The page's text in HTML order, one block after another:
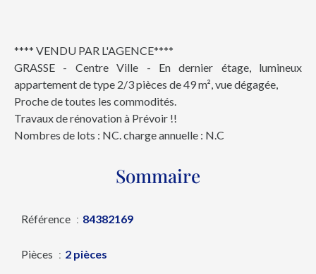
**** VENDU PAR L'AGENCE****
GRASSE - Centre Ville - En dernier étage, lumineux
appartement de type 2/3 pièces de 49 m², vue dégagée,
Proche de toutes les commodités.
Travaux de rénovation à Prévoir !!
Nombres de lots : NC. charge annuelle : N.C
Sommaire
Référence 84382169
Pièces 2 pièces